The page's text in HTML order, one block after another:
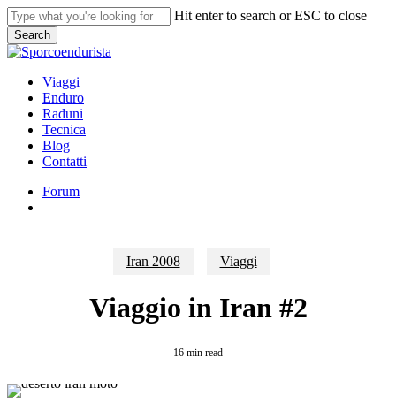
Skip
to
main
content
Hit enter to search or ESC to close
Search
Close
search
Menu
Viaggi
Enduro
Raduni
Tecnica
Blog
Contatti
Forum
Iran 2008 Viaggi
Viaggio in Iran #2
16 min read